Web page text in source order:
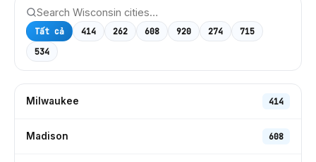
Tất cả 414 262 608 920 274
715
534
Milwaukee 414
Madison 608